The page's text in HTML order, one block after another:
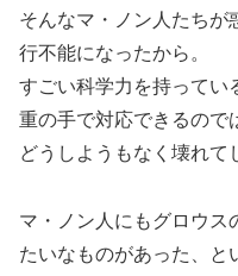
そんなマ・ノン人たちが
行不能になったから。
すごい科学力を持ってい
重の手で対応できるの
どうしようもなく壊れて
マ・ノン人にもグロウス
たいなものがあった、と